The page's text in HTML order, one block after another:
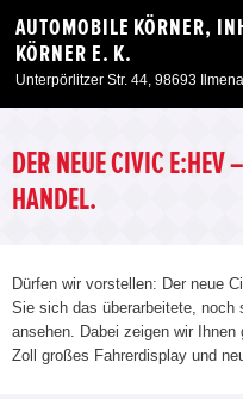
AUTOMOBILE KÖRNER,
KÖRNER E. K.
Unterpörlitzer Str. 44, 98693
Gebrauchtwagen
Angebote
Service & Zubehör
DER NEUE CIVIC E:HEV
HANDEL.
Dürfen wir vorstellen: Der neue
Sie sich das überarbeitete, noch
ansehen. Dabei zeigen wir
Zoll großes Fahrerdisplay und